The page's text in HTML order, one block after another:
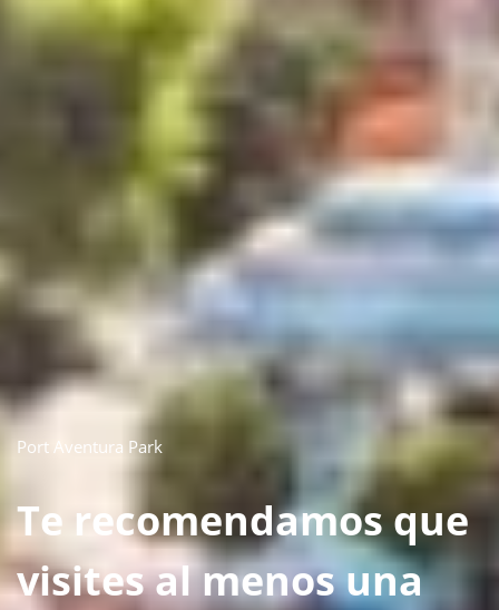
Port Aventura Park
Te recomendamos que
visites al menos una